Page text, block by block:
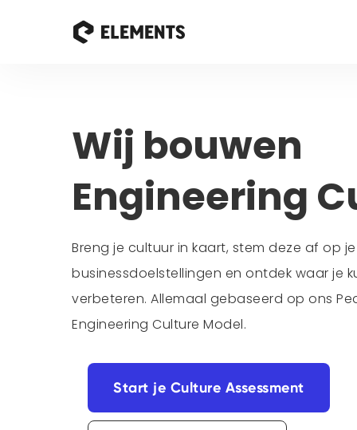
Wij bouwen
Engineering
Breng je cultuur in kaart, stem deze af op je
businessdoelstellingen en ontdek waar je
verbeteren. Allemaal gebaseerd op ons
Engineering Culture Model.
Start je Culture Assessment